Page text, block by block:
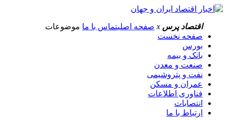
اقتصاد پرس x صفحه اصلیتماس با ما موضوعات
صفحه نخست
بورس
بانک و بیمه
صنعت و معدن
نفت و پتروشیمی
عمران و مسکن
فناوری اطلاعات
انتصابات
ارتباط با ما